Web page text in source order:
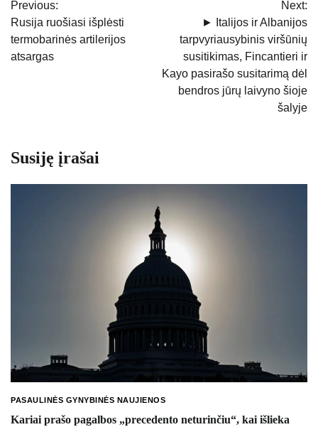
tarp
įrašų
Previous:
Rusija ruošiasi išplėsti
termobarinės artilerijos
atsargas
Next:
► Italijos ir Albanijos
tarpvyriausybinis viršūnių
susitikimas, Fincantieri ir
Kayo pasirašo susitarimą dėl
bendros jūrų laivyno šioje
šalyje
Susiję įrašai
PASAULINĖS GYNYBINĖS NAUJIENOS
Kariai prašo pagalbos „precedento neturinčiu“, kai išlieka